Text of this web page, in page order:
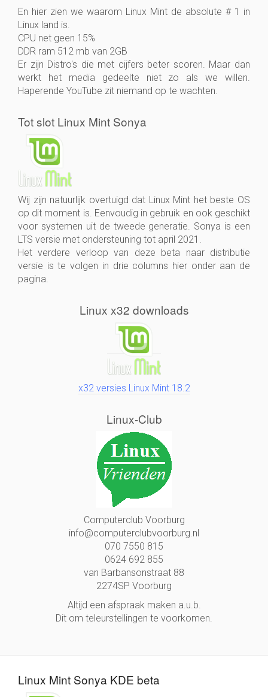
En hier zien we waarom Linux Mint de absolute # 1 in
Linux land is.
CPU net geen 15%
DDR ram 512 mb van 2GB
Er zijn Distro's die met cijfers beter scoren. Maar dan
werkt het media gedeelte niet zo als we willen.
Haperende YouTube zit niemand op te wachten.
Tot slot Linux Mint Sonya
Wij zijn natuurlijk overtuigd dat Linux Mint het beste OS
op dit moment is. Eenvoudig in gebruik en ook geschikt
voor systemen uit de tweede generatie. Sonya is een
LTS versie met ondersteuning tot april 2021.
Het verdere verloop van deze beta naar distributie
versie is te volgen in drie columns hier onder aan de
pagina.
Linux x32 downloads
x32 versies Linux Mint 18.2
Linux-Club
Computerclub Voorburg
info@computerclubvoorburg.nl
070 7550 815
0624 692 855
van Barbansonstraat 88
2274SP Voorburg
Altijd een afspraak maken a.u.b.
Dit om teleurstellingen te voorkomen.
Linux Mint Sonya KDE beta